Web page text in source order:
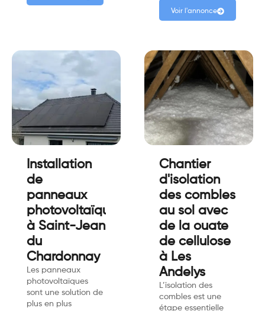
Voir l'annonce
Installation
de
panneaux
photovoltaïques
à Saint-Jean
du
Chardonnay
Les panneaux
photovoltaïques
sont une solution de
plus en plus
Chantier
d'isolation
des combles
au sol avec
de la ouate
de cellulose
à Les
Andelys
L’isolation des
combles est une
étape essentielle